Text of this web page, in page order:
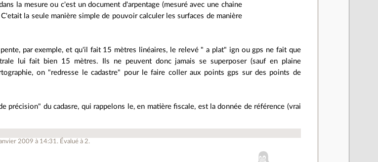
la mesure ou c'est un document d'arpentage (mesuré avec une chaine
la seule manière simple de pouvoir calculer les surfaces de manière
par exemple, et qu'il fait 15 mètres linéaires, le relevé " a plat" ign ou gps ne fait que
lui fait bien 15 mètres. Ils ne peuvent donc jamais se superposer (sauf en plaine
on "redresse le cadastre" pour le faire coller aux points gps sur des points de
précision" du cadasre, qui rappelons le, en matière fiscale, est la donnée de référence (vrai
2009 à 14:31. Évalué à2.